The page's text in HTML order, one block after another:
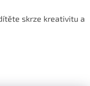
skrze kreativitu a